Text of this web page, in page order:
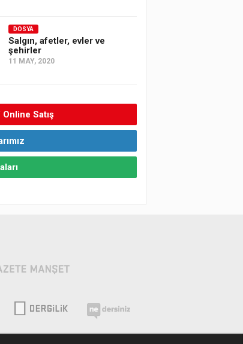
DOSYA
Salgın, afetler, evler ve
şehirler
11 MAY, 2020
Satış